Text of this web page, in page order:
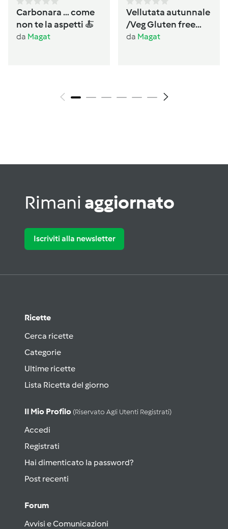
Carbonara … come
non te la aspetti 🍝
da Magat
Vellutata autunnale
/Veg Gluten free
Lactos free
da Magat
Rimani aggiornato
Iscriviti alla newsletter
Ricette
Cerca ricette
Categorie
Ultime ricette
Lista Ricetta del giorno
Il Mio Profilo (riservato Agli Utenti Registrati)
Accedi
Registrati
Hai dimenticato la password?
Post recenti
Forum
Avvisi e Comunicazioni